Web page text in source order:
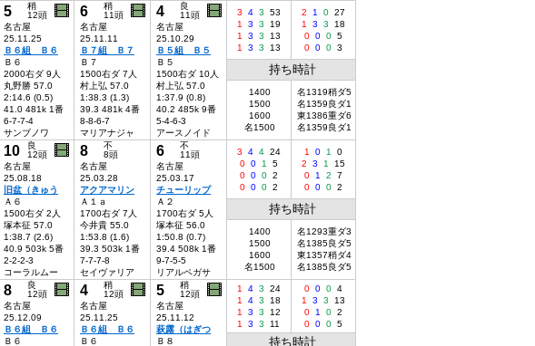
5
稍
12頭
名古屋
25.11.25
Ｂ６組 Ｂ６
Ｂ６
2000右ダ 9人
丸野勝 57.0
2:14.6 (0.5)
41.0 481k 1番
6-7-7-4
サンブノワ
6
稍
11頭
名古屋
25.11.11
Ｂ７組 Ｂ７
Ｂ７
1500右ダ 7人
村上弘 57.0
1:38.3 (1.3)
39.3 481k 4番
8-8-6-7
マリアナジャ
4
良
11頭
名古屋
25.10.29
Ｂ５組 Ｂ５
Ｂ５
1500右ダ 10人
村上弘 57.0
1:37.9 (0.8)
40.2 485k 9番
5-4-6-3
アースノイド
3 4 3
53
1
3 3
19
1
3 3
13
1
3 3 13
2 1 0 27
1
3 3
18
0 0 0 5
0 0 0 3
持ち時計
1400
1500
1600
名1500
名1319稍ダ5
名1359良ダ1
東1386重ダ6
名1359良ダ1
10
良
12頭
名古屋
25.08.18
旧盆（きゅう
Ａ６
1500右ダ 2人
塚本征 57.0
1:38.7 (2.6)
40.9 503k 5番
2-2-2-3
コーラルムー
8
不
8頭
名古屋
25.03.28
アクアマリン
Ａ１ａ
1700右ダ 7人
今井貴 55.0
1:53.8 (1.6)
39.3 503k 1番
7-7-7-8
セイヴァリア
6
不
11頭
名古屋
25.03.17
チューリップ
Ａ２
1700右ダ 5人
塚本征 56.0
1:50.8 (0.7)
39.4 508k 1番
9-7-5-5
リアルペガサ
3 4 4 24
0 0 1
5
0 0 0 2
0 0 0 2
1 0 1
0
2
3 1
15
0
1 2
7
0 0 0 2
持ち時計
1400
1500
1600
名1500
名1293重ダ3
名1385良ダ5
東1357稍ダ4
名1385良ダ5
8
良
12頭
名古屋
25.12.09
Ｂ６組 Ｂ６
Ｂ６
4
稍
12頭
名古屋
25.11.25
Ｂ６組 Ｂ６
Ｂ６
5
稍
12頭
名古屋
25.11.12
萩露（はぎつ
Ｂ８
1 4 3
24
1
4 3
18
1
3 3
12
1
3 3 11
0 0 0 4
1
3 3
13
0
1 0 2
0 0 0 5
持ち時計